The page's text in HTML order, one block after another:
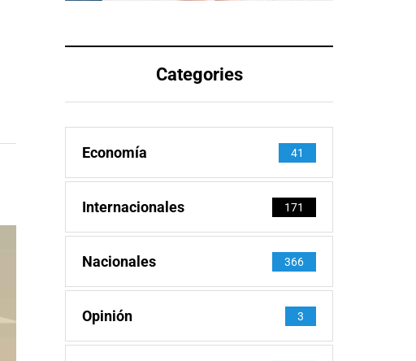
Categories
Economía 41
Internacionales 171
Nacionales 366
Opinión 3